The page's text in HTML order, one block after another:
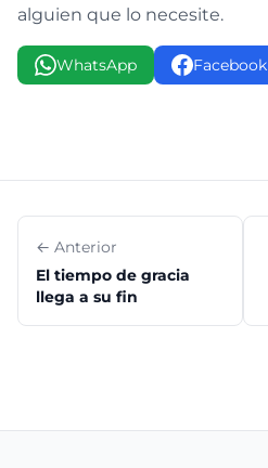
alguien que lo necesite.
WhatsApp Facebook
← Anterior
El tiempo de gracia
llega a su fin